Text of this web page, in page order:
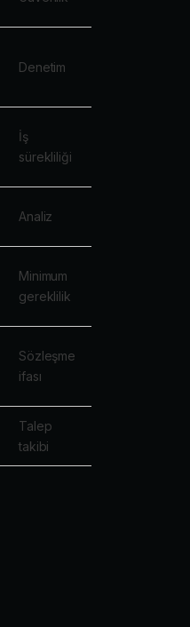
Denetim
İş
sürekliliği
Analiz
Minimum
gereklilik
Sözleşme
ifası
Talep
takibi